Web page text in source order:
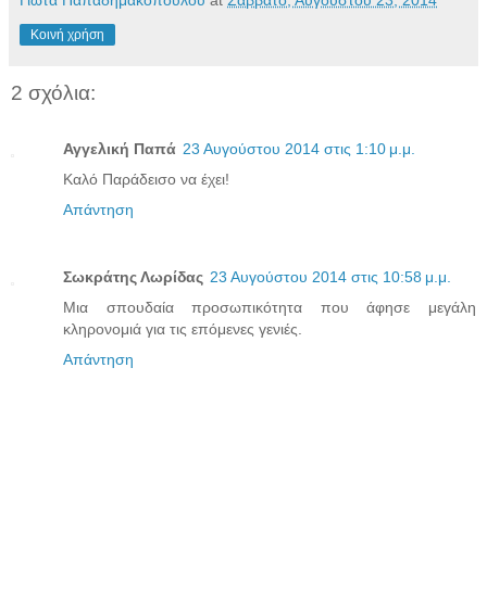
Κοινή χρήση
2 σχόλια:
Αγγελική Παπά 23 Αυγούστου 2014 στις 1:10 μ.μ.
Καλό Παράδεισο να έχει!
Απάντηση
Σωκράτης Λωρίδας 23 Αυγούστου 2014 στις 10:58 μ.μ.
Μια σπουδαία προσωπικότητα που άφησε μεγάλη
κληρονομιά για τις επόμενες γενιές.
Απάντηση